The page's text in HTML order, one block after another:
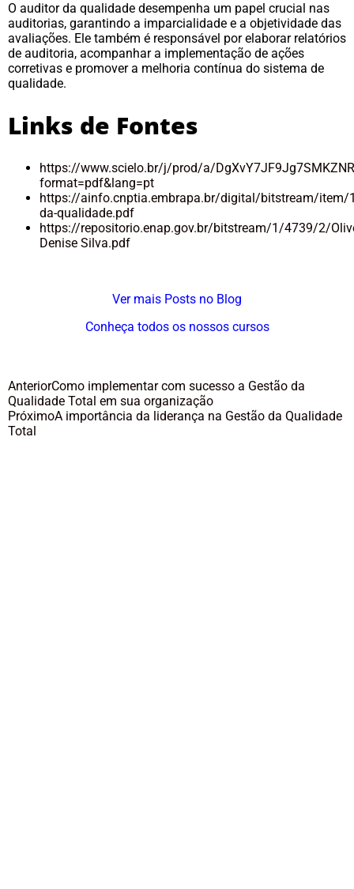
O auditor da qualidade desempenha um papel crucial nas
auditorias, garantindo a imparcialidade e a objetividade das
avaliações. Ele também é responsável por elaborar relatórios
de auditoria, acompanhar a implementação de ações
corretivas e promover a melhoria contínua do sistema de
qualidade.
Links de Fontes
https://www.scielo.br/j/prod/a/
format=pdf&lang=pt
https://ainfo.cnptia.embrapa.br/digital/bitstream/item/
da-qualidade.pdf
https://repositorio.enap.gov.br/bitstream/1/4739/2/
Denise Silva.pdf
Ver mais Posts no Blog
Conheça todos os nossos cursos
AnteriorComo implementar com sucesso a Gestão da
Qualidade Total em sua organização
PróximoA importância da liderança na Gestão da Qualidade
Total